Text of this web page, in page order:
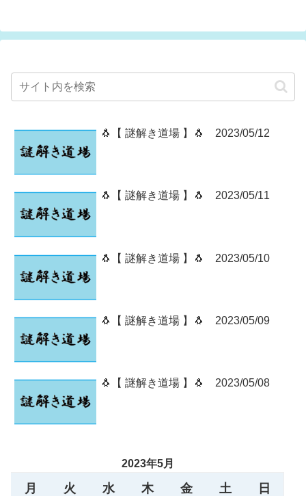
🐧【 謎解き道場 】🐧 2023/05/12
🐧【 謎解き道場 】🐧 2023/05/11
🐧【 謎解き道場 】🐧 2023/05/10
🐧【 謎解き道場 】🐧 2023/05/09
🐧【 謎解き道場 】🐧 2023/05/08
2023年5月
月 火 水 木 金 土 日